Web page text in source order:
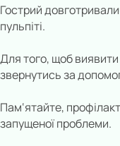
Гострий
пульпіті.
Для того, щоб
звернутись за
Пам‘ятайте,
запущеної проблеми.